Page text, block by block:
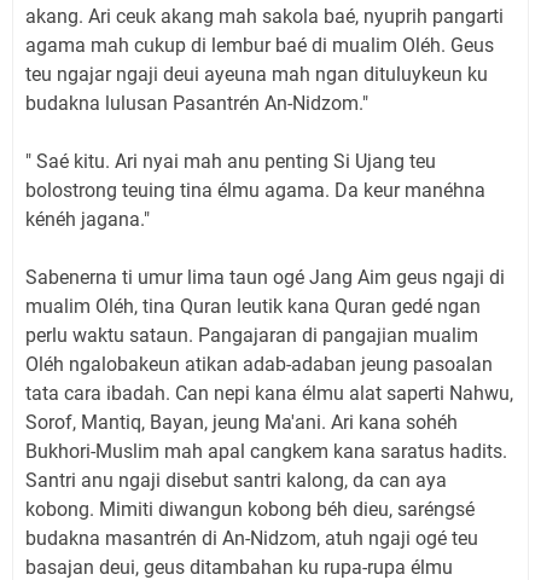
akang. Ari ceuk akang mah sakola baé, nyuprih pangarti
agama mah cukup di lembur baé di mualim Oléh. Geus
teu ngajar ngaji deui ayeuna mah ngan dituluykeun ku
budakna lulusan Pasantrén An-Nidzom."
" Saé kitu. Ari nyai mah anu penting Si Ujang teu
bolostrong teuing tina élmu agama. Da keur manéhna
kénéh jagana."
Sabenerna ti umur lima taun ogé Jang Aim geus ngaji di
mualim Oléh, tina Quran leutik kana Quran gedé ngan
perlu waktu sataun. Pangajaran di pangajian mualim
Oléh ngalobakeun atikan adab-adaban jeung pasoalan
tata cara ibadah. Can nepi kana élmu alat saperti Nahwu,
Sorof, Mantiq, Bayan, jeung Ma'ani. Ari kana sohéh
Bukhori-Muslim mah apal cangkem kana saratus hadits.
Santri anu ngaji disebut santri kalong, da can aya
kobong. Mimiti diwangun kobong béh dieu, saréngsé
budakna masantrén di An-Nidzom, atuh ngaji ogé teu
basajan deui, geus ditambahan ku rupa-rupa élmu